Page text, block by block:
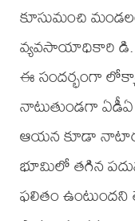
కూసుమంచి
వ్యవసాయాధికారి డి.
ఈ సందర్భంగా
నాటుతుండగా
ఆయన కూడా
భూమిలో తగిన
ఫలితం